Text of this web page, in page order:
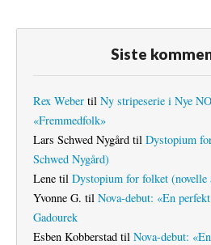
Siste
Rex Weber til Ny stripeserie i Nye
«Fremmedfolk»
Lars Schwed Nygård til Dystopium
Schwed Nygård)
Lene til Dystopium for folket (novelle
Yvonne G. til Nova-debut: «En
Gadourek
Esben Kobberstad til Nova-debut: